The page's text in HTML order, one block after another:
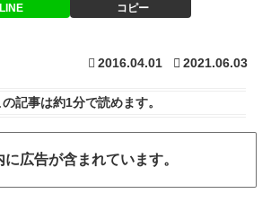
LINE コピー
2016.04.01 2021.06.03
の記事は約1分で読めます。
に広告が含まれています。